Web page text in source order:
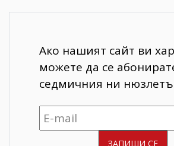
Ако нашият сайт ви
можете да се
седмичния ни